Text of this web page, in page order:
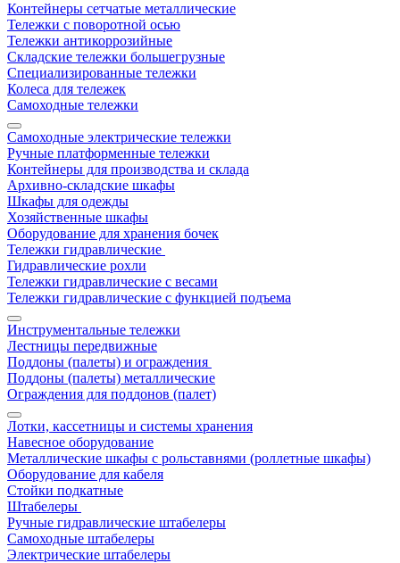
Контейнеры сетчатые металлические
Тележки с поворотной осью
Тележки антикоррозийные
Складские тележки большегрузные
Специализированные тележки
Колеса для тележек
Самоходные тележки
Самоходные электрические тележки
Ручные платформенные тележки
Контейнеры для производства и склада
Архивно-складские шкафы
Шкафы для одежды
Хозяйственные шкафы
Оборудование для хранения бочек
Тележки гидравлические
Гидравлические рохли
Тележки гидравлические с весами
Тележки гидравлические с функцией подъема
Инструментальные тележки
Лестницы передвижные
Поддоны (палеты) и ограждения
Поддоны (палеты) металлические
Ограждения для поддонов (палет)
Лотки, кассетницы и системы хранения
Навесное оборудование
Металлические шкафы с рольставнями (роллетные шкафы)
Оборудование для кабеля
Стойки подкатные
Штабелеры
Ручные гидравлические штабелеры
Самоходные штабелеры
Электрические штабелеры